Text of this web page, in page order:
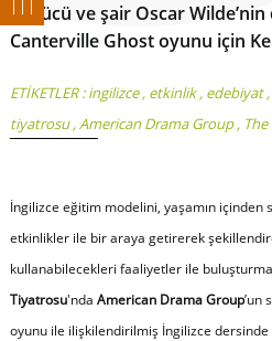
öykücü ve şair Oscar
Canterville Ghost oyunu için
ETİKETLER :ingilizce, etkinlik, edebiyat,
tiyatrosu,American Drama Group,
İngilizce eğitim modelini, yaşamın içinden
etkinlikler ile bir araya getirerek
kullanabilecekleri faaliyetler ile
Tiyatrosu'nda American Drama Group’un
oyunu ile ilişkilendirilmiş İngilizce